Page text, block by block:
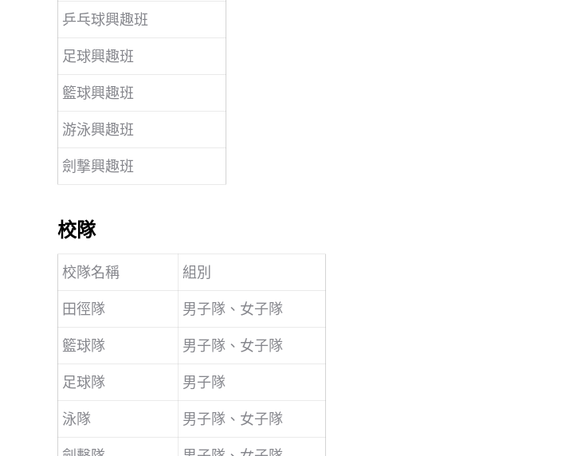
乒乓球興趣班
足球興趣班
籃球興趣班
游泳興趣班
劍撃興趣班
校隊
校隊名稱
組別
田徑隊
男子隊、女子隊
籃球隊
男子隊、女子隊
足球隊
男子隊
泳隊
男子隊、女子隊